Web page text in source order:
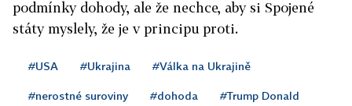
podmínky dohody, ale že nechce, aby si Spojené
státy myslely, že je v principu proti.
#USA #Ukrajina #Válka na Ukrajině
#nerostné suroviny #dohoda #Trump Donald